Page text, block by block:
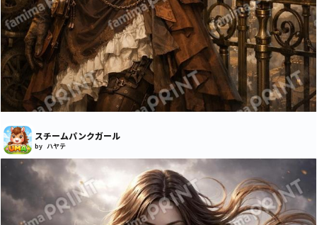
スチームパンクガール
by ハヤテ